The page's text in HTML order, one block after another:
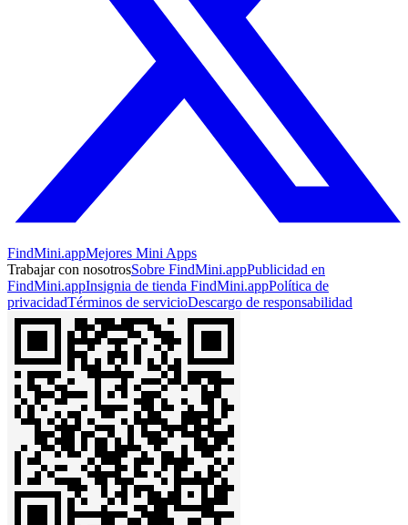
FindMini.appMejores Mini Apps
Trabajar con nosotrosSobre FindMini.appPublicidad en
FindMini.appInsignia de tienda FindMini.appPolítica de
privacidadTérminos de servicioDescargo de responsabilidad